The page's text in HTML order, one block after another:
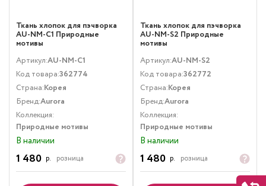
Ткань хлопок для пэчворка
AU-NM-C1 Природные
мотивы
Артикул:AU-NM-C1
Код товара:362774
Страна:Корея
Бренд:Aurora
Коллекция:
Природные мотивы
В наличии
1 480 р. розница
Ткань хлопок для пэчворка
AU-NM-S2 Природные
мотивы
Артикул:AU-NM-S2
Код товара:362772
Страна:Корея
Бренд:Aurora
Коллекция:
Природные мотивы
В наличии
1 480 р. розница